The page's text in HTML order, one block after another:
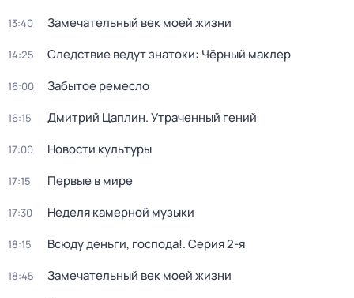
13:40 Замечательный век моей жизни
14:25 Следствие ведут знатоки: Чёрный маклер
16:00 Забытое ремесло
16:15 Дмитрий Цаплин. Утраченный гений
17:00 Новости культуры
17:15 Первые в мире
17:30 Неделя камерной музыки
18:15 Всюду деньги, господа!. Серия 2-я
18:45 Замечательный век моей жизни